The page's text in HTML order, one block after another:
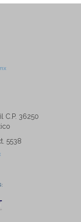
C.P. 36250
5538